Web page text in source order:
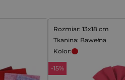
Rozmiar: 13x18 cm
Tkanina: Bawełna
Kolor:
-15%